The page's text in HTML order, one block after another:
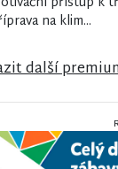
na klim...
další